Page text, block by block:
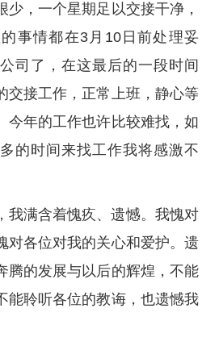
少，一个星期足以交接干净，
事情都在3月10日前处理妥
司了，在这最后的一段时间
交接工作，正常上班，静心等
今年的工作也许比较难找，如
的时间来找工作我将感激不
我满含着愧疚、遗憾。我愧对
对各位对我的关心和爱护。遗
腾的发展与以后的辉煌，不能
能聆听各位的教诲，也遗憾我